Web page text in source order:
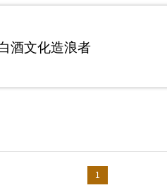
酒文化造浪者
1